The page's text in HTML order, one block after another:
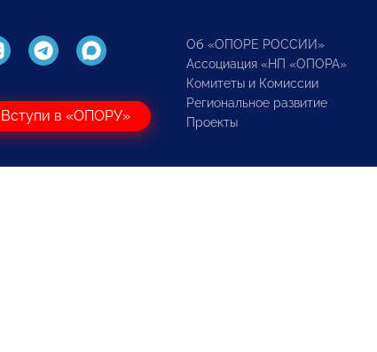
Вступи в «ОПОРУ»
Об «ОПОРЕ РОССИИ»
Ассоциация «НП «ОПОРА»
Комитеты и Комиссии
Региональное развитие
Проекты